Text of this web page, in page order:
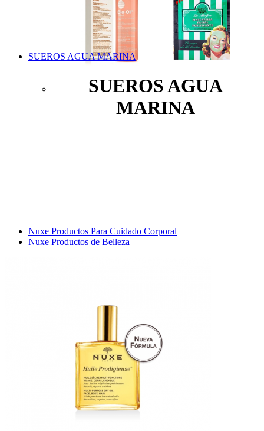
SUEROS AGUA MARINA
SUEROS AGUA
MARINA
Nuxe Productos Para Cuidado Corporal
Nuxe Productos de Belleza